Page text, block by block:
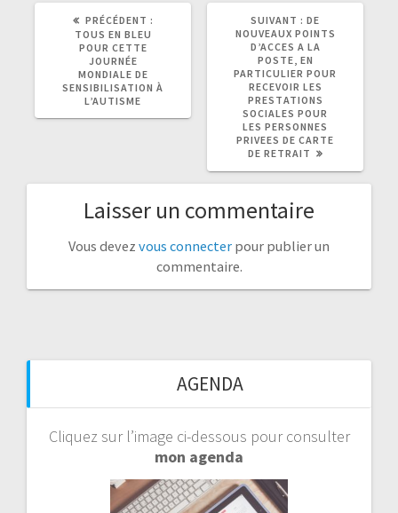
PRÉCÉDENT :
ARTICLE
PRÉCÉDENT
TOUS EN BLEU
POUR CETTE
JOURNÉE
MONDIALE DE
SENSIBILISATION À
L’AUTISME
SUIVANT :
ARTICLE
DE
NOUVEAUX POINTS
D’ACCES A LA
POSTE, EN
PARTICULIER POUR
RECEVOIR LES
PRESTATIONS
SOCIALES POUR
LES PERSONNES
PRIVEES DE CARTE
DE RETRAIT
Laisser un commentaire
Vous devez vous connecter pour publier un
commentaire.
AGENDA
Cliquez sur l’image ci-dessous pour consulter
mon agenda